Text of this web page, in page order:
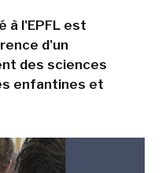
à l'EPFL est
d'un
des sciences
enfantines et